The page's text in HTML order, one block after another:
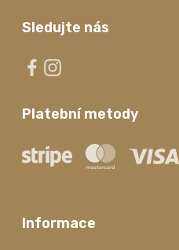
Informace
Sledujte nás
Platební metody